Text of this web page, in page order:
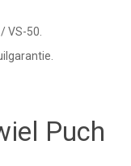
VS-50.
Puch